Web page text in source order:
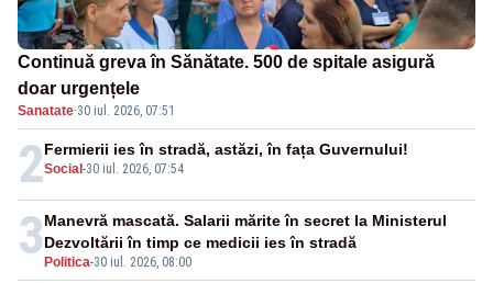
Continuă greva în Sănătate. 500 de spitale asigură
doar urgențele
Sanatate·30 iul. 2026, 07:51
2Social -30 iul. 2026, 07:54
Fermierii ies în stradă, astăzi, în fața Guvernului!
3 Politica-30 iul. 2026, 08:00
Manevră mascată. Salarii mărite în secret la Ministerul
Dezvoltării în timp ce medicii ies în stradă